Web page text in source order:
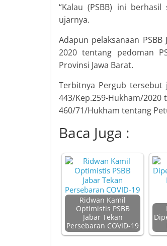
“Kalau (PSBB) ini
ujarnya.
Adapun pelaksanaan
2020 tentang pedoman
Provinsi Jawa Barat.
Terbitnya Pergub tersebut
443/Kep.259-Hukham/2020
460/71/Hukham tentang
Baca Juga :
Ridwan Kamil
Optimistis PSBB
Jabar Tekan
Persebaran COVID-19